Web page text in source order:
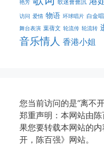
艳芳 歌迷會會訊
访问 爱情 物语 环球唱片 白金
舞台表演 葉蒨文 轮流传 轮流转
音乐情人 香港小姐
您当前访问的是“离不
郑重声明：本网站由
果您要转载本网站的
开，陈百强》网站。